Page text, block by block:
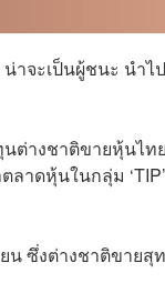
าจะเป็นผู้ชนะ นำ
างชาติขายหุ้นไท
ดหุ้นในกลุ่ม
น ซึ่งต่างชาติขายสุ